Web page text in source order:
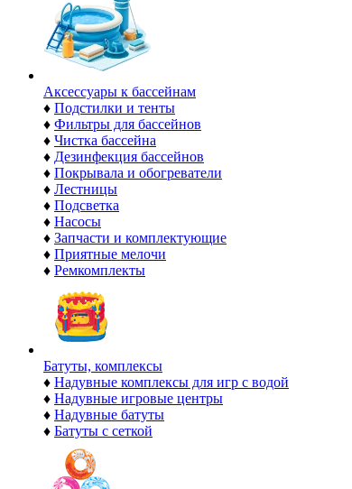
Аксессуары к бассейнам
♦ Подстилки и тенты
♦ Фильтры для бассейнов
♦ Чистка бассейна
♦ Дезинфекция бассейнов
♦ Покрывала и обогреватели
♦ Лестницы
♦ Подсветка
♦ Насосы
♦ Запчасти и комплектующие
♦ Приятные мелочи
♦ Ремкомплекты
Батуты, комплексы
♦ Надувные комплексы для игр с водой
♦ Надувные игровые центры
♦ Надувные батуты
♦ Батуты с сеткой